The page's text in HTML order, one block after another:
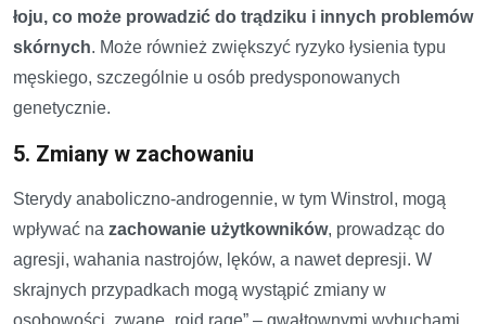
łoju, co może prowadzić do trądziku i innych problemów
skórnych. Może również zwiększyć ryzyko łysienia typu
męskiego, szczególnie u osób predysponowanych
genetycznie.
5. Zmiany w zachowaniu
Sterydy anaboliczno-androgennie, w tym Winstrol, mogą
wpływać na zachowanie użytkowników, prowadząc do
agresji, wahania nastrojów, lęków, a nawet depresji. W
skrajnych przypadkach mogą wystąpić zmiany w
osobowości, zwane „roid rage” – gwałtownymi wybuchami